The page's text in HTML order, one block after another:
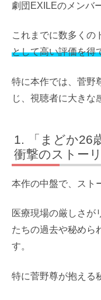
劇団EXILEのメンバ
これまでに数多くの
として高い評価を得
特に本作では、菅野
じ、視聴者に大きな
「まどか26
衝撃のストー
本作の中盤で、スト
医療現場の厳しさが
たちの過去や秘めら
す。
特に菅野尊が抱える